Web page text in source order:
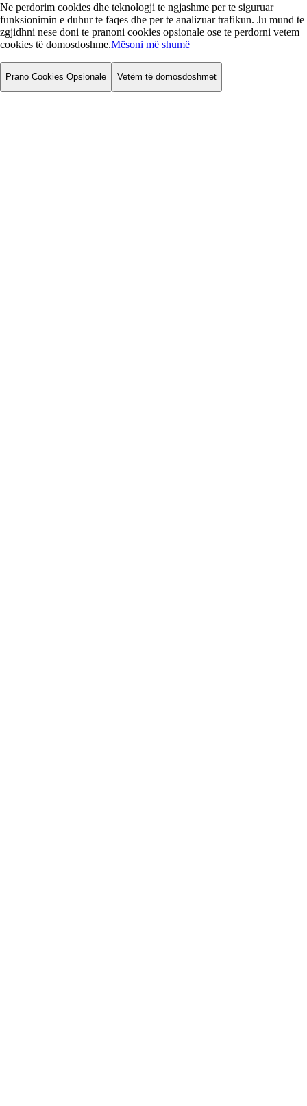
Ne perdorim cookies dhe teknologji te ngjashme per te siguruar
funksionimin e duhur te faqes dhe per te analizuar trafikun. Ju mund te
zgjidhni nese doni te pranoni cookies opsionale ose te perdorni vetem
cookies të domosdoshme.Mësoni më shumë
Prano Cookies Opsionale Vetëm të domosdoshmet